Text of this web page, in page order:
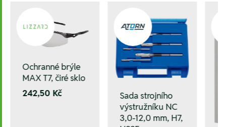
Ochranné brýle
MAX T7, čiré sklo
242,50 Kč
Sada strojního
výstružníku NC
3,0-12,0 mm, H7,